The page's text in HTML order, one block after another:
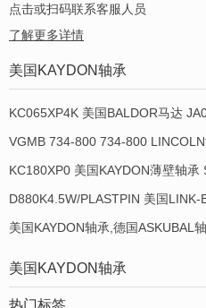
点击或扫码联系客服人员
了解更多详情
美国KAYDON轴承
KC065XP4K 美国BALDOR马达
KC180XP0 美国KAYDON薄壁轴承
D880K4.5W/PLASTPIN 美国LINK-
美国KAYDON轴承,德国ASKUBAL
美国KAYDON轴承
热门标签